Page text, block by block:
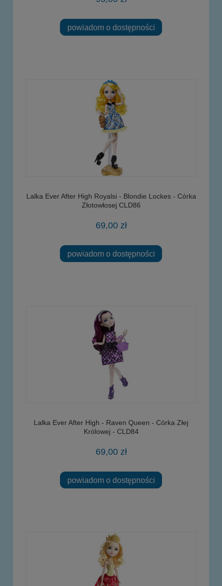
powiadom o dostępności
Lalka Ever After High Royalsi - Blondie Lockes - Córka
Złotowłosej CLD86
69,00 zł
powiadom o dostępności
Lalka Ever After High - Raven Queen - Córka Złej
Królowej - CLD84
69,00 zł
powiadom o dostępności